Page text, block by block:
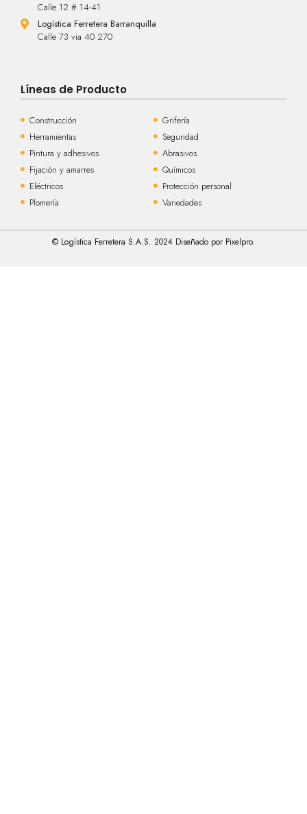
Calle 12 # 14-41
Logística Ferretera Barranquilla
Calle 73 via 40 270
Líneas de Producto
Construcción
Herramientas
Pintura y adhesivos
Fijación y amarres
Eléctricos
Plomería
Grifería
Seguridad
Abrasivos
Químicos
Protección personal
Variedades
© Logística Ferretera S.A.S. 2024 Diseñado por Pixelpro.